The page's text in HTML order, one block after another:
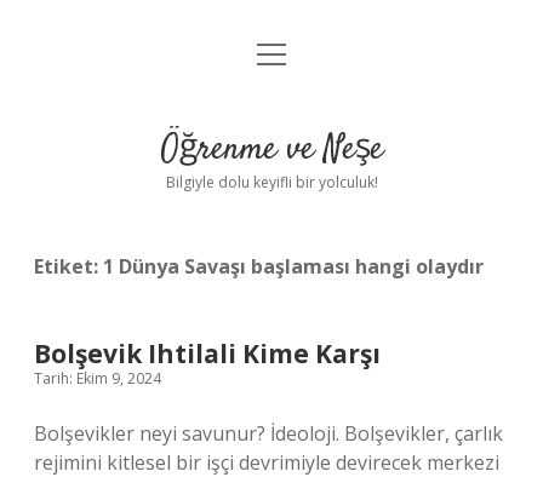
Anasayfa
Yasal Uyarı
menüyü
Öğrenme ve Neşe
Bilgiyle dolu keyifli bir yolculuk!
Etiket: 1 Dünya Savaşı başlaması hangi olaydır
Bolşevik Ihtilali Kime Karşı
Tarih: Ekim 9, 2024
Bolşevikler neyi savunur? İdeoloji. Bolşevikler, çarlık
rejimini kitlesel bir işçi devrimiyle devirecek merkezi